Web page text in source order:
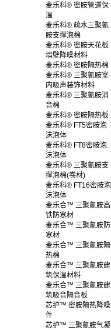
麦乐科® 密胺管道保
温
麦乐科® 疏水三聚氰
胺支撑泡棉
麦乐科® 密胺天花板
墙壁降噪材料
麦乐科® 密胺隔热棉
麦乐科® 三聚氰胺室
内吸声装饰材料
麦乐科® 三聚氰胺消
音棉
麦乐科® 密胺隔热板
麦乐科® FT5密胺泡
沫泡体
麦乐科® FT8密胺泡
沫泡体
麦乐科® 三聚氰胺支
撑泡棉(卷材)
麦乐科® FT16密胺泡
沫泡体
麦乐合™ 三聚氰胺高
铁防寒材
麦乐合™ 三聚氰胺防
寒材
麦乐合™ 三聚氰胺隔
热棉
麦乐合™ 三聚氰胺建
筑保温材料
麦乐合™ 三聚氰胺建
筑吸音隔音板
芯护™ 密胺隔热降噪
件
芯护™ 三聚氰胺气凝